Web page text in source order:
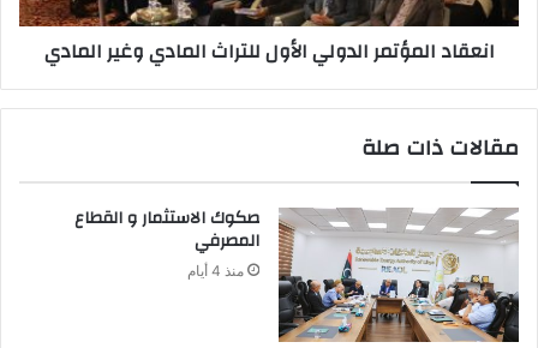
انعقاد المؤتمر الدولي الأول للتراث المادي وغير المادي
مقالات ذات صلة
‬المصرفي‭ ‬
منذ 4 أيام